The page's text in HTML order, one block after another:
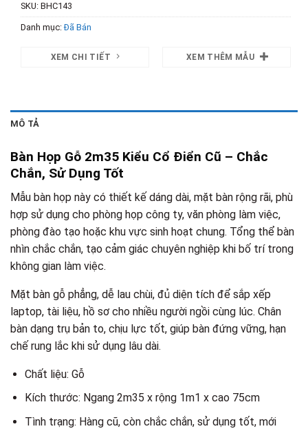
SKU: BHC143
Danh mục:Đã Bán
XEM CHI TIẾT XEM THÊM MẪU
MÔ TẢ
Bàn Họp Gỗ 2m35 Kiểu Cổ Điển Cũ – Chắc
Chắn, Sử Dụng Tốt
Mẫu bàn họp này có thiết kế dáng dài, mặt bàn rộng rãi, phù
hợp sử dụng cho phòng họp công ty, văn phòng làm việc,
phòng đào tạo hoặc khu vực sinh hoạt chung. Tổng thể bàn
nhìn chắc chắn, tạo cảm giác chuyên nghiệp khi bố trí trong
không gian làm việc.
Mặt bàn gỗ phẳng, dễ lau chùi, đủ diện tích để sắp xếp
laptop, tài liệu, hồ sơ cho nhiều người ngồi cùng lúc. Chân
bàn dạng trụ bản to, chịu lực tốt, giúp bàn đứng vững, hạn
chế rung lắc khi sử dụng lâu dài.
Chất liệu: Gỗ
Kích thước: Ngang 2m35 x rộng 1m1 x cao 75cm
Tình trạng: Hàng cũ, còn chắc chắn, sử dụng tốt, mới